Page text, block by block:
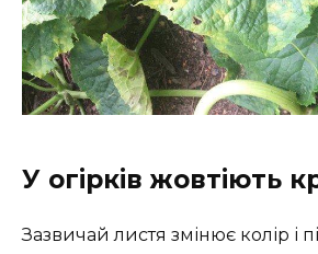
У огірків жовтіють
Зазвичай листя змінює колір і